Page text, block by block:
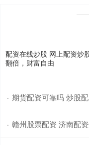
配资在线炒股 网上配资炒
翻倍，财富自由
· 期货配资可靠吗 炒股
· 赣州股票配资 济南配